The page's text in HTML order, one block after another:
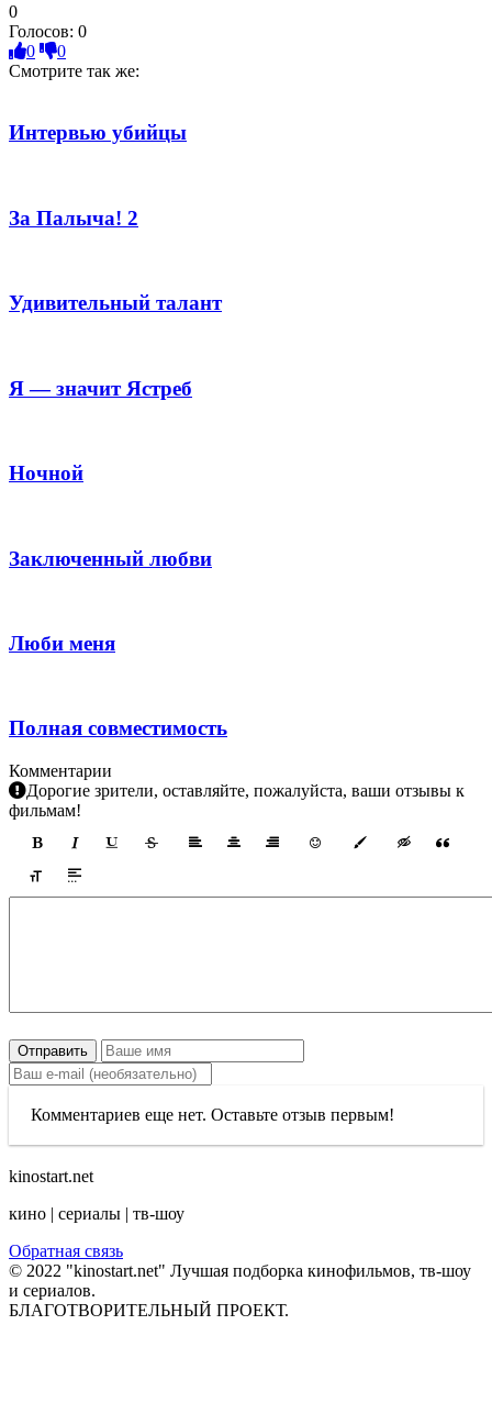
0
Голосов: 0
0
0
Смотрите так же:
Интервью убийцы
За Палыча! 2
Удивительный талант
Я — значит Ястреб
Ночной
Заключенный любви
Люби меня
Полная совместимость
Комментарии
Дорогие зрители, оставляйте, пожалуйста, ваши отзывы к
фильмам!
Отправить
Комментариев еще нет. Оставьте отзыв первым!
kinostart.net
кино | сериалы | тв-шоу
Обратная связь
© 2022 "kinostart.net" Лучшая подборка кинофильмов, тв-шоу
и сериалов.
БЛАГОТВОРИТЕЛЬНЫЙ ПРОЕКТ.